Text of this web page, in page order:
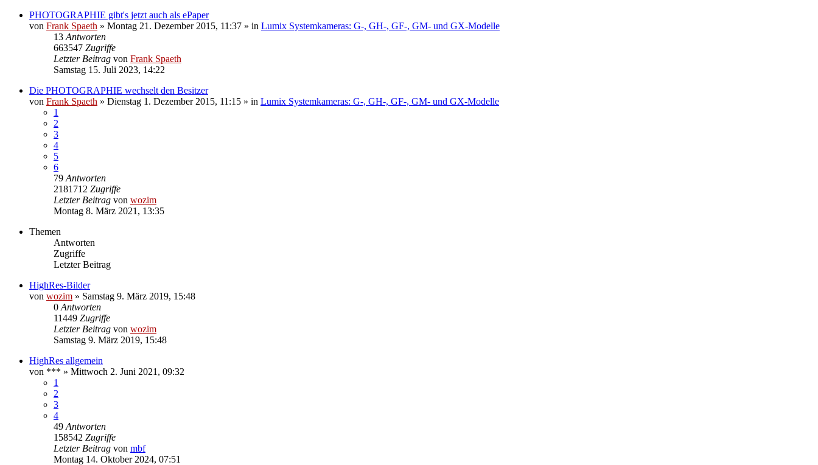
PHOTOGRAPHIE gibt's jetzt auch als ePaper
von Frank Spaeth » Montag 21. Dezember 2015, 11:37 » in Lumix Systemkameras: G-, GH-, GF-, GM- und GX-Modelle
13 Antworten
663547 Zugriffe
Letzter Beitrag von Frank Spaeth
Samstag 15. Juli 2023, 14:22
Die PHOTOGRAPHIE wechselt den Besitzer
von Frank Spaeth » Dienstag 1. Dezember 2015, 11:15 » in Lumix Systemkameras: G-, GH-, GF-, GM- und GX-Modelle
1
2
3
4
5
6
79 Antworten
2181712 Zugriffe
Letzter Beitrag von wozim
Montag 8. März 2021, 13:35
Themen
Antworten
Zugriffe
Letzter Beitrag
HighRes-Bilder
von wozim » Samstag 9. März 2019, 15:48
0 Antworten
11449 Zugriffe
Letzter Beitrag von wozim
Samstag 9. März 2019, 15:48
HighRes allgemein
von *** » Mittwoch 2. Juni 2021, 09:32
1
2
3
4
49 Antworten
158542 Zugriffe
Letzter Beitrag von mbf
Montag 14. Oktober 2024, 07:51